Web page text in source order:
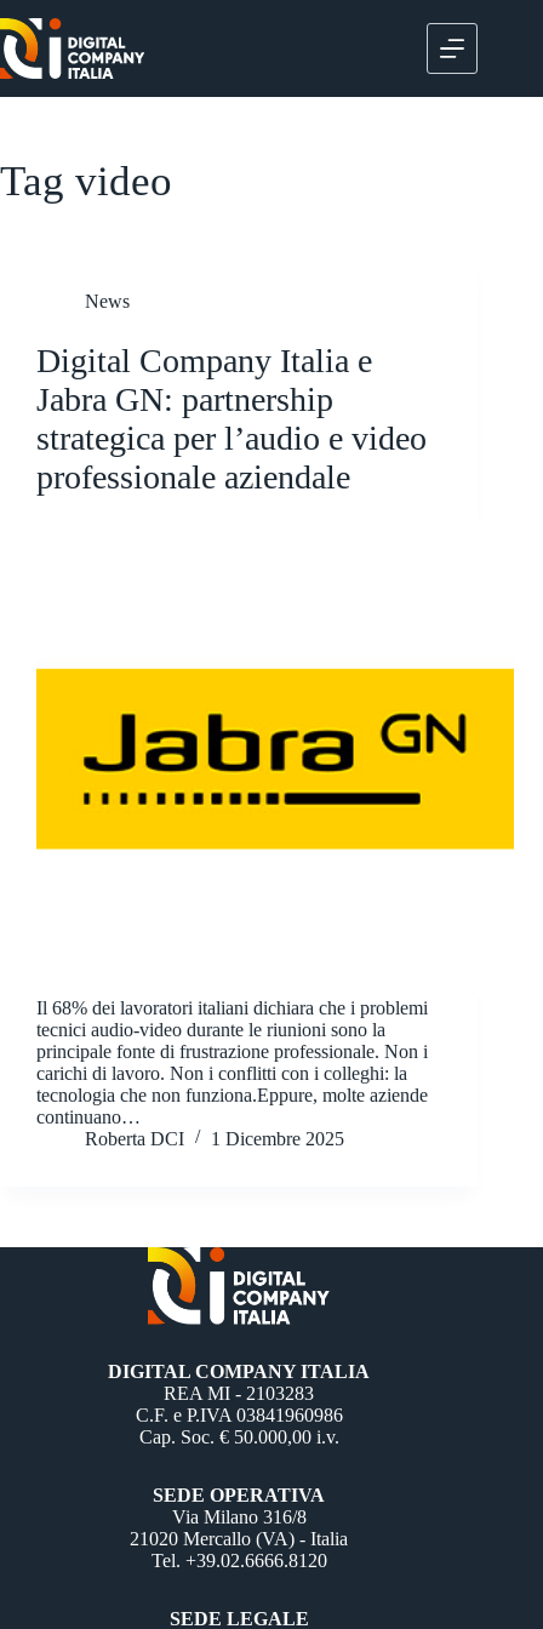
al
contenuto
Tag video
News
Digital Company Italia e
Jabra GN: partnership
strategica per l’audio e video
professionale aziendale
Il 68% dei lavoratori italiani dichiara che i problemi
tecnici audio-video durante le riunioni sono la
principale fonte di frustrazione professionale. Non i
carichi di lavoro. Non i conflitti con i colleghi: la
tecnologia che non funziona.Eppure, molte aziende
continuano…
Roberta DCI
1 Dicembre 2025
DIGITAL COMPANY ITALIA
REA MI - 2103283
C.F. e P.IVA 03841960986
Cap. Soc. € 50.000,00 i.v.
SEDE OPERATIVA
Via Milano 316/8
21020 Mercallo (VA) - Italia
Tel. +39.02.6666.8120
SEDE LEGALE